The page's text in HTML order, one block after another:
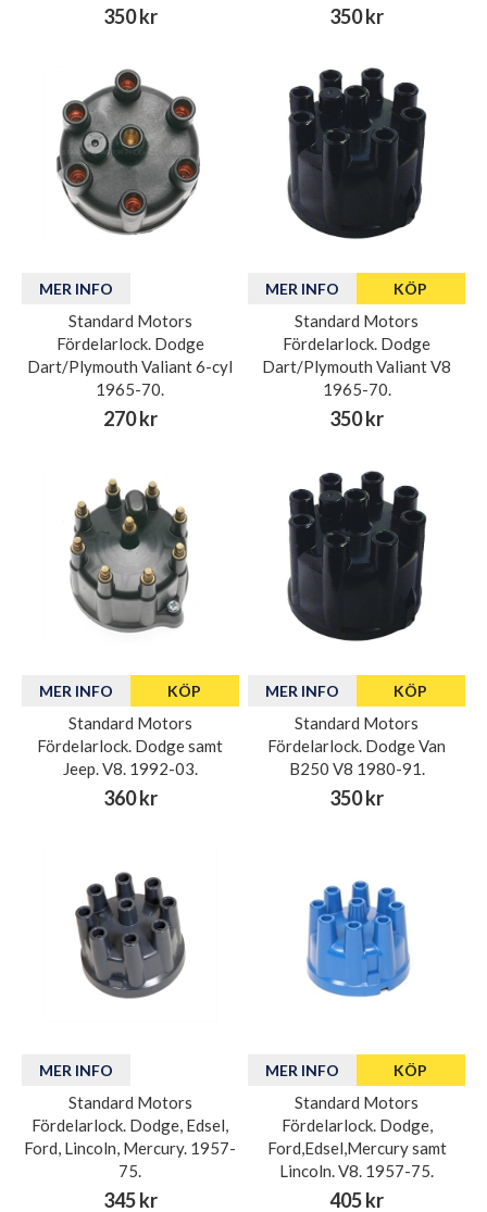
350 kr 350 kr
MER INFO
Standard Motors
Fördelarlock. Dodge
Dart/Plymouth Valiant 6-cyl
1965-70.
270 kr
MER INFO KÖP
Standard Motors
Fördelarlock. Dodge
Dart/Plymouth Valiant V8
1965-70.
350 kr
MER INFO KÖP
Standard Motors
Fördelarlock. Dodge samt
Jeep. V8. 1992-03.
360 kr
MER INFO KÖP
Standard Motors
Fördelarlock. Dodge Van
B250 V8 1980-91.
350 kr
MER INFO
Standard Motors
Fördelarlock. Dodge, Edsel,
Ford, Lincoln, Mercury. 1957-
75.
345 kr
MER INFO KÖP
Standard Motors
Fördelarlock. Dodge,
Ford,Edsel,Mercury samt
Lincoln. V8. 1957-75.
405 kr